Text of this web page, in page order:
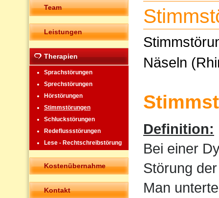
Team
Leistungen
Therapien
Sprachstörungen
Sprechstörungen
Hörstörungen
Stimmstörungen
Schluckstörungen
Redeflussstörungen
Lese - Rechtschreibstörung
Kostenübernahme
Kontakt
Näseln
Definition:
Bei einer
Störung
Man